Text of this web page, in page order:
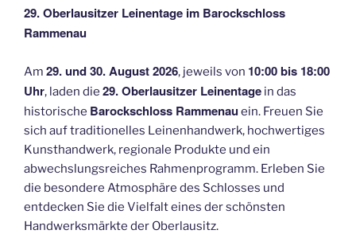
29. Oberlausitzer Leinentage im Barockschloss
Rammenau
Am 29. und 30. August 2026, jeweils von 10:00 bis 18:00
Uhr, laden die 29. Oberlausitzer Leinentage in das
historische Barockschloss Rammenauein. Freuen Sie
sich auf traditionelles Leinenhandwerk, hochwertiges
Kunsthandwerk, regionale Produkte und ein
abwechslungsreiches Rahmenprogramm. Erleben Sie
die besondere Atmosphäre des Schlosses und
entdecken Sie die Vielfalt eines der schönsten
Handwerksmärkte der Oberlausitz.